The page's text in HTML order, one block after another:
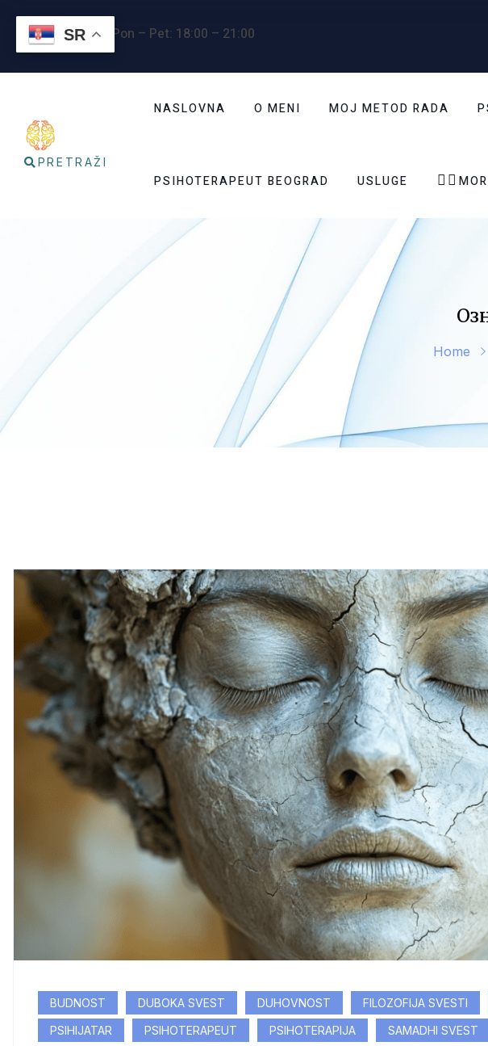
Radno vreme : Pon – Pet: 18:00 – 21:00
PRETRAŽI
NASLOVNA O MENI MOJ METOD RADA
PSIHOTERAPEUT BEOGRAD USLUGE  
Home
BUDNOST DUBOKA SVEST DUHOVNOST FILOZOFIJA SVESTI
PSIHIJATAR
PSIHOTERAPEUT PSIHOTERAPIJA SAMADHI SVEST
SR